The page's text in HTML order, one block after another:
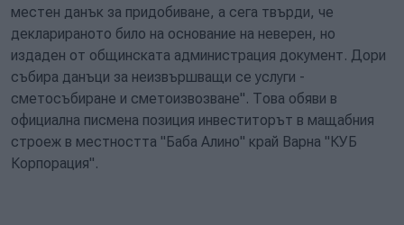
местен данък за придобиване, а сега твърди, че
декларираното било на основание на неверен, но
издаден от общинската администрация документ. Дори
събира данъци за неизвършващи се услуги -
сметосъбиране и сметоизвозване". Това обяви в
официална писмена позиция инвеститорът в мащабния
строеж в местността "Баба Алино" край Варна "КУБ
Корпорация".